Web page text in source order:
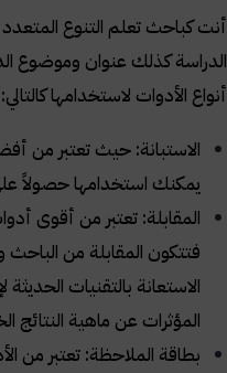
أنت كباحث تعلم التنوع
الدراسة كذلك عنوان وموضوع
أنواع الأدوات لاستخدامها كالتالي:
الاستبانة: حيث تعتبر من
يمكنك استخدامها حصولاً
المقابلة: تعتبر من أقوى
فتتكون المقابلة من الباحث
الاستعانة بالتقنيات
المؤثرات عن ماهية النتائج
بطاقة الملاحظة: تعتبر من